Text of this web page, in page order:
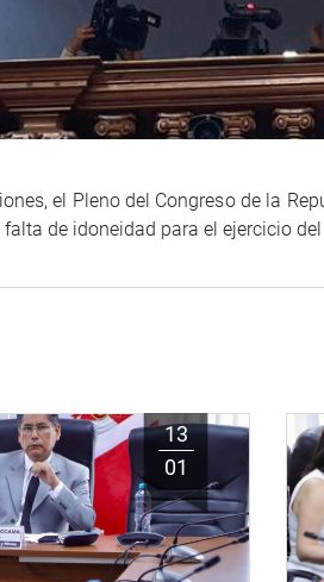
el Pleno del Congreso de la
de idoneidad para el ejercicio
13
01